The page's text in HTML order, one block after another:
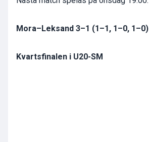
Mora–Leksand 3–1 (1–1, 1–0, 1–0)
Kvartsfinalen i U20-SM